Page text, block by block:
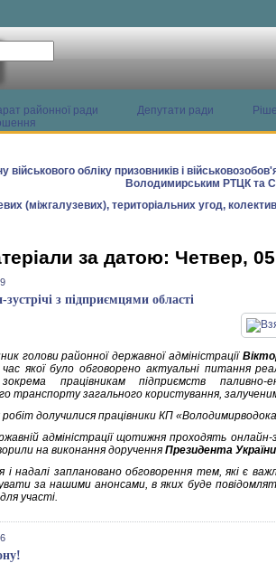
районної ради Депутати ради
військового обліку призовників і
Володимирським РТЦК та
(міжгалузевих), територіальних угод,
за датою: Четвер,
з підприємцями області
голови районної державної адміністрації
час якої було обговорено актуальні питання
працівникам підприємств паливно-
транспорту загального користування,
долучилися працівники КП
адміністрації щотижня проходять
на виконання доручення Президента
і надалі заплановано обговорення тем, які є
за нашими анонсами, в яких буде
участі.